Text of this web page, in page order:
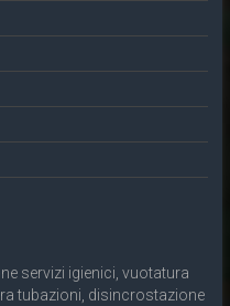
servizi igienici, vuotatura
tubazioni, disincrostazione